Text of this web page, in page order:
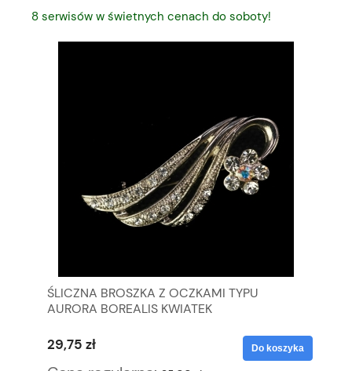
8 serwisów w świetnych cenach do soboty!
ŚLICZNA BROSZKA Z OCZKAMI TYPU
AURORA BOREALIS KWIATEK
29,75 zł Do koszyka